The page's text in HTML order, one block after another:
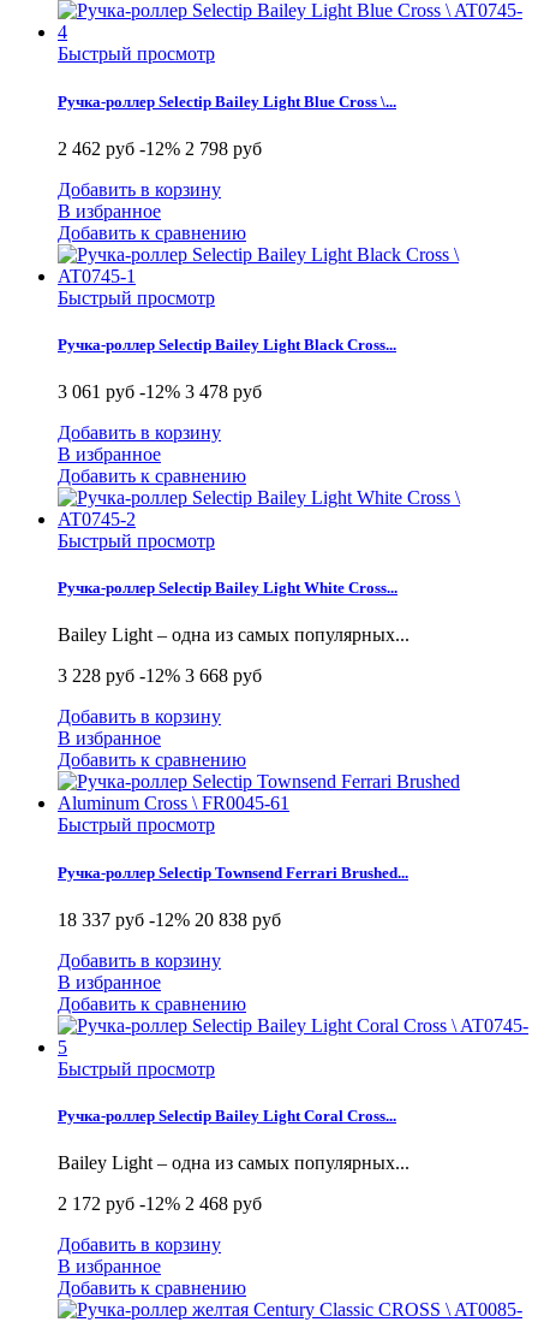
Быстрый просмотр
Ручка-роллер Selectip Bailey Light Blue Cross \...
2 462 руб -12% 2 798 руб
Добавить в корзину
В избранное
Добавить к сравнению
Быстрый просмотр
Ручка-роллер Selectip Bailey Light Black Cross...
3 061 руб -12% 3 478 руб
Добавить в корзину
В избранное
Добавить к сравнению
Быстрый просмотр
Ручка-роллер Selectip Bailey Light White Cross...
Bailey Light – одна из самых популярных...
3 228 руб -12% 3 668 руб
Добавить в корзину
В избранное
Добавить к сравнению
Быстрый просмотр
Ручка-роллер Selectip Townsend Ferrari Brushed...
18 337 руб -12% 20 838 руб
Добавить в корзину
В избранное
Добавить к сравнению
Быстрый просмотр
Ручка-роллер Selectip Bailey Light Coral Cross...
Bailey Light – одна из самых популярных...
2 172 руб -12% 2 468 руб
Добавить в корзину
В избранное
Добавить к сравнению